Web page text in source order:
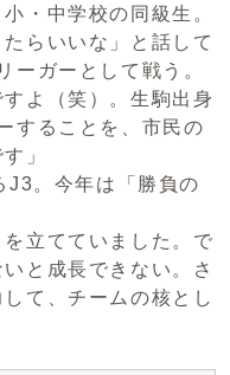
・中学校の同級生。
らいいな」と話して
ーガーとして戦う。
よ（笑）。生駒出身
することを、市民の
」
。今年は「勝負の
立てていました。で
と成長できない。さ
て、チームの核とし